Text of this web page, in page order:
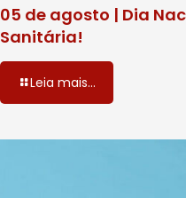
05 de agosto | Dia
Sanitária!
Leia mais...